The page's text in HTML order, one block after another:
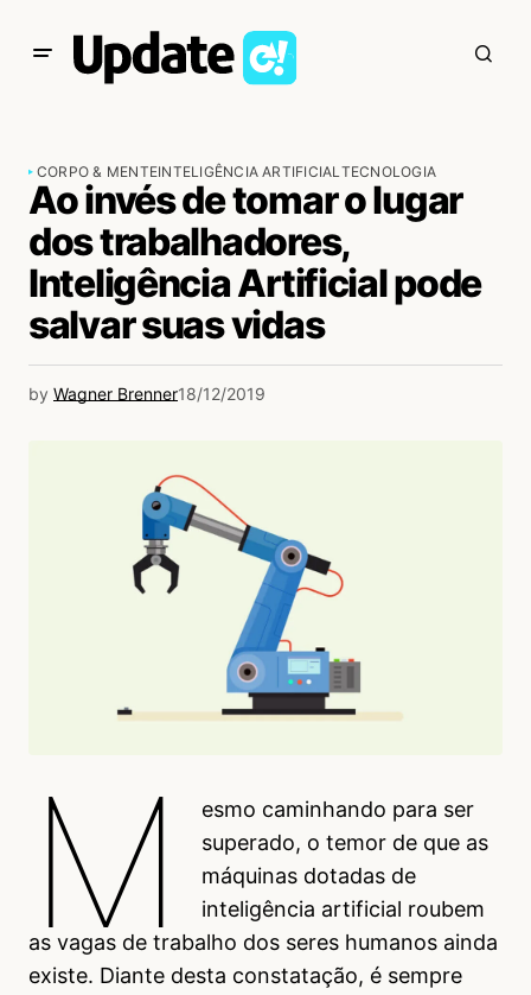
CORPO & MENTEINTELIGÊNCIA ARTIFICIALTECNOLOGIA
Ao invés de tomar o lugar
dos trabalhadores,
Inteligência Artificial pode
salvar suas vidas
by Wagner Brenner18/12/2019
M
esmo caminhando para ser
superado, o temor de que as
máquinas dotadas de
inteligência artificial roubem
as vagas de trabalho dos seres humanos ainda
existe. Diante desta constatação, é sempre